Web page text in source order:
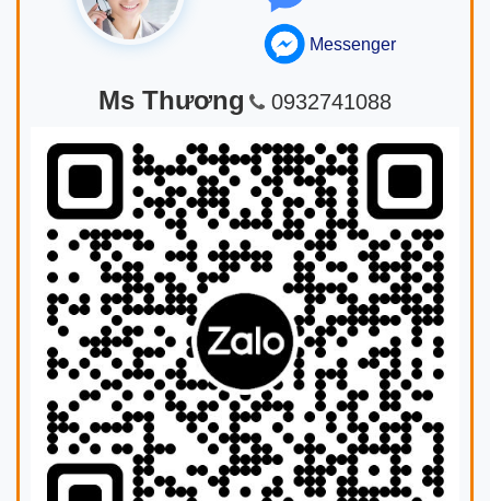
Messenger
Ms Thương 0932741088